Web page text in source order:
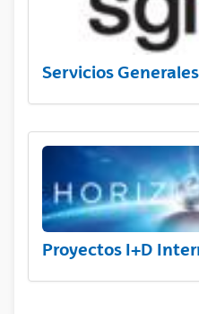
Servicios
Proyectos I+D